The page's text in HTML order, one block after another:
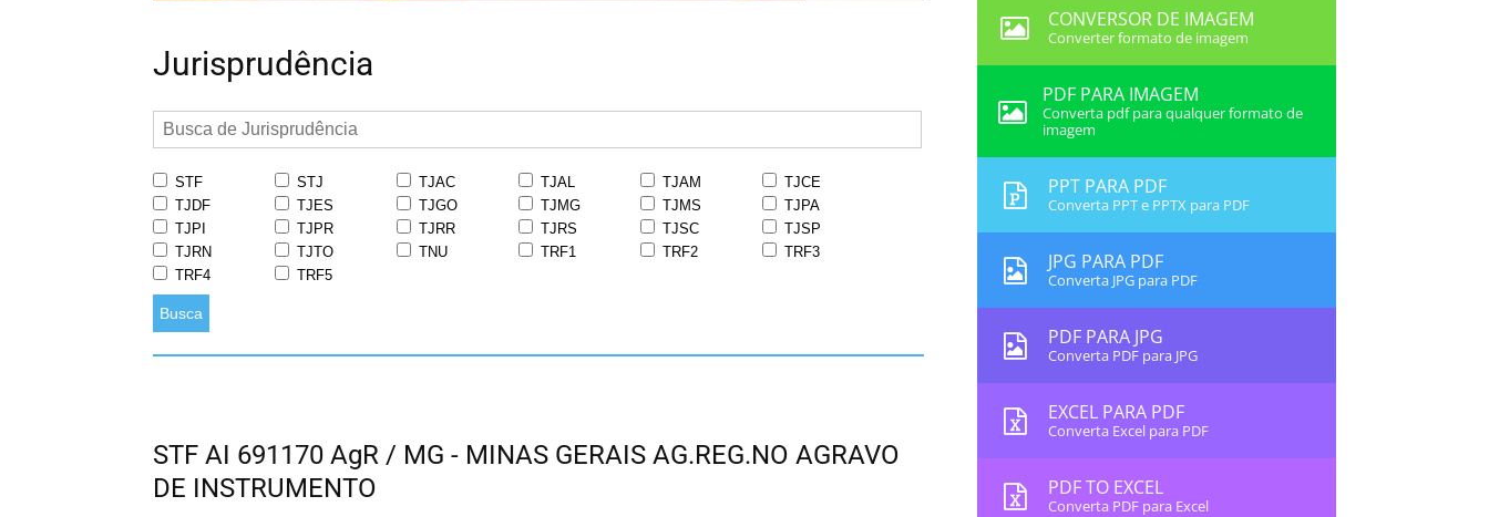
Jurisprudência
STF STJ TJAC TJAL TJAM
TJCE
TJDF
TJES TJGO TJMG TJMS
TJPA
TJPI
TJPR TJRR TJRS TJSC
TJSP
TJRN
TJTO TNU TRF1 TRF2
TRF3
TRF4
TRF5
Busca
STF AI 691170 AgR / MG - MINAS GERAIS AG.REG.NO AGRAVO
DE INSTRUMENTO
CONVERSOR DE IMAGEM
Converter formato de imagem
PDF PARA IMAGEM
Converta pdf para qualquer formato de
imagem
PPT PARA PDF
Converta PPT e PPTX para PDF
JPG PARA PDF
Converta JPG para PDF
PDF PARA JPG
Converta PDF para JPG
EXCEL PARA PDF
Converta Excel para PDF
PDF TO EXCEL
Converta PDF para Excel